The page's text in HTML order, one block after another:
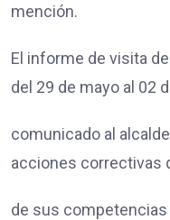
mención.
El informe de visita
del 29 de mayo al 02
comunicado al
acciones correctivas
de sus